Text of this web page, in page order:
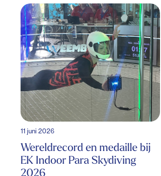
11 juni 2026
Wereldrecord en medaille bij
EK Indoor Para Skydiving
2026